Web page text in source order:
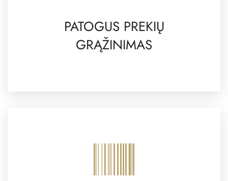
PATOGUS PREKIŲ
GRĄŽINIMAS